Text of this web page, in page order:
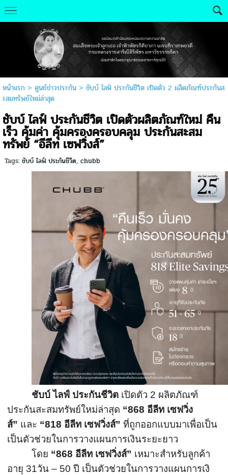
หน้าแรก> ศูนย์ข่าวประกัน> ชับบ์ ไลฟ์ ประกันชีวิต เปิดตัว 2 ผลิตภัณฑ์ประกันส
ะสมทรัพย์ใหม่ล่าสุด
ชับบ์ ไลฟ์ ประกันชีวิต เปิดตัวผลิตภัณฑ์ใหม่ คืน
เร็ว คุ้มค่า คุ้มครองครอบคลุม ประกันสะสม
ทรัพย์ “อีลีท เซฟวิ่งส์”
Tags: ชับบ์ ไลฟ์ ประกันชีวิต, chubb
ชับบ์ ไลฟ์ ประกันชีวิต เปิดตัว 2 ผลิตภัณฑ์
ประกันสะสมทรัพย์ใหม่ล่าสุด “868อีลีท เซฟวิ่ง
ส์” และ “818อีลีท เซฟวิ่งส์”ที่ถูกออกแบบมาเพื่อเป็น
เป็นตัวช่วยในการวางแผนการเงินระยะยาว
โดย “868อีลีท เซฟวิ่งส์” เหมาะสำหรับลูกค้า
อายุ 31วัน – 50 ปี เป็นตัวช่วยในการวางแผนการเงิ